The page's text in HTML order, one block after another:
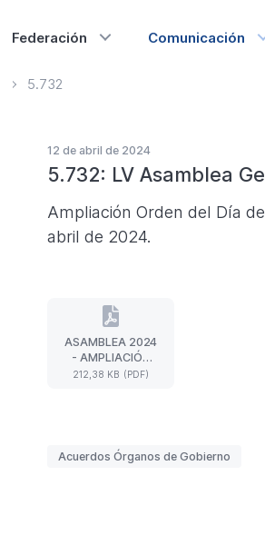
Principal
Federación Comunicación
5.732
12 de abril de 2024
5.732: LV Asamblea
Ampliación Orden del Día
abril de 2024.
ASAMBLEA 2024
- AMPLIACIÓN
ORDEN DEL DÍA
212,38 KB (PDF)
ASAMBLEA
2024
-
(Formato
Etiquetas
Acuerdos Órganos de Gobierno